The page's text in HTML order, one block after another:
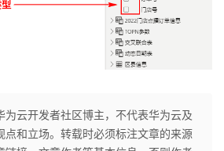
为云开发者社区博主，不代表华为云及
点和立场。转载时必须标注文章的来源